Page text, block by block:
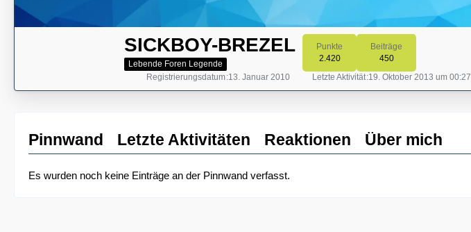
SICKBOY-BREZEL
Lebende Foren Legende
Punkte
2.420
Beiträge
450
Registrierungsdatum 13. Januar 2010 Letzte Aktivität 19. Oktober 2013 um 00:27
Pinnwand Letzte Aktivitäten Reaktionen Über mich
Es wurden noch keine Einträge an der Pinnwand verfasst.